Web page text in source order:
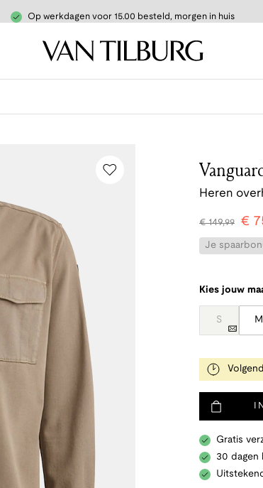
Op werkdagen voor 15.00 besteld, morgen in huis
Heren
€149,99 €
Je
Kies jouw
S M
Gratis
30 dagen